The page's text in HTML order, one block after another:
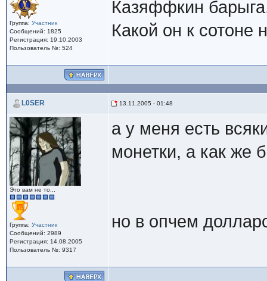
Группа: Участник
Сообщений: 1825
Регистрация: 19.10.2003
Пользователь №: 524
Казяффкин
Какой он к сотоне
L0SER 13.11.2005 - 01:48
Это вам не то...
Группа: Участник
Сообщений: 2989
Регистрация: 14.08.2005
Пользователь №: 9317
а у меня есть
монетки, а как же
но в опчем